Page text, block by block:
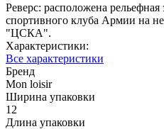
Реверс: расположена
спортивного клуба Армии на
"ЦСКА".
Характеристики:
Все характеристики
Бренд
Mon loisir
Ширина упаковки
12
Длина упаковки